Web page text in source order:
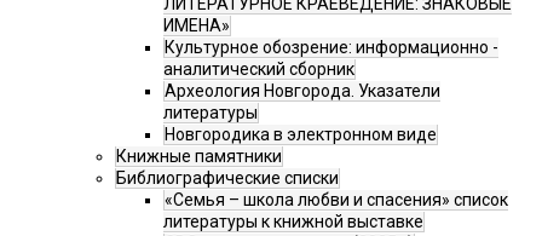
ЛИТЕРАТУРНОЕ КРАЕВЕДЕНИЕ: ЗНАКОВЫЕ
ИМЕНА»
Культурное обозрение: информационно -
аналитический сборник
Археология Новгорода. Указатели
литературы
Новгородика в электронном виде
Книжные памятники
Библиографические списки
«Семья – школа любви и спасения» список
литературы к книжной выставке